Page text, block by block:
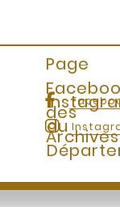
Page
des
Archives
du